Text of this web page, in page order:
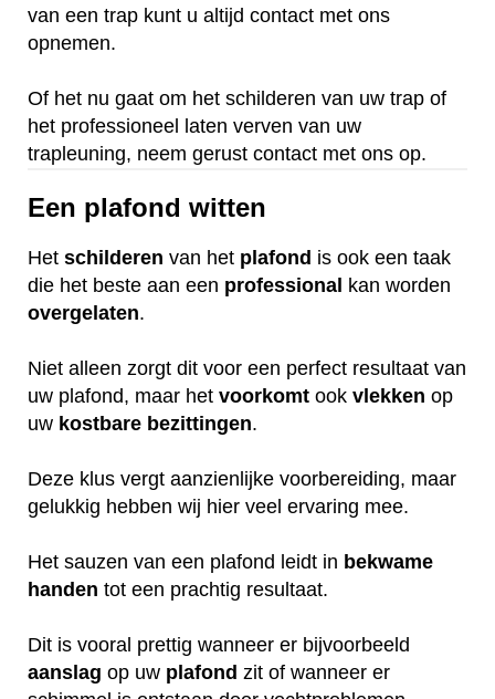
van een trap kunt u altijd contact met ons
opnemen.
Of het nu gaat om het schilderen van uw trap of
het professioneel laten verven van uw
trapleuning, neem gerust contact met ons op.
Een plafond witten
Het schilderen van het plafond is ook een taak
die het beste aan een professional kan worden
overgelaten.
Niet alleen zorgt dit voor een perfect resultaat van
uw plafond, maar het voorkomt ook vlekken op
uw kostbare bezittingen.
Deze klus vergt aanzienlijke voorbereiding, maar
gelukkig hebben wij hier veel ervaring mee.
Het sauzen van een plafond leidt in bekwame
handen tot een prachtig resultaat.
Dit is vooral prettig wanneer er bijvoorbeeld
aanslag op uw plafond zit of wanneer er